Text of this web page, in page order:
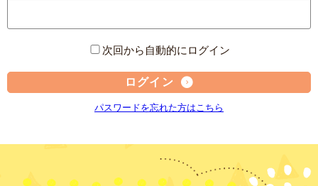
次回から自動的にログイン
ログイン
パスワードを忘れた方はこちら